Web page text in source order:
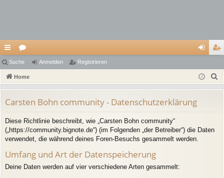
ch
ne
ug
riff
or
en m ist
Suche Anmelden Registrieren
Home
Carsten Bohn community - Datenschutzerklärung
Diese Richtlinie beschreibt, wie „Carsten Bohn community“
(„https://community.bignote.de“) (im Folgenden „der Betreiber“) die Daten
verwendet, die während deines Foren-Besuchs gesammelt werden.
Umfang und Art der Datenspeicherung
Deine Daten werden auf vier verschiedene Arten gesammelt: